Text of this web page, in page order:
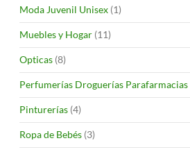
Moda Juvenil Unisex (1)
Muebles y Hogar (11)
Opticas (8)
Perfumerías Droguerías Parafarmacias
Pinturerías (4)
Ropa de Bebés (3)